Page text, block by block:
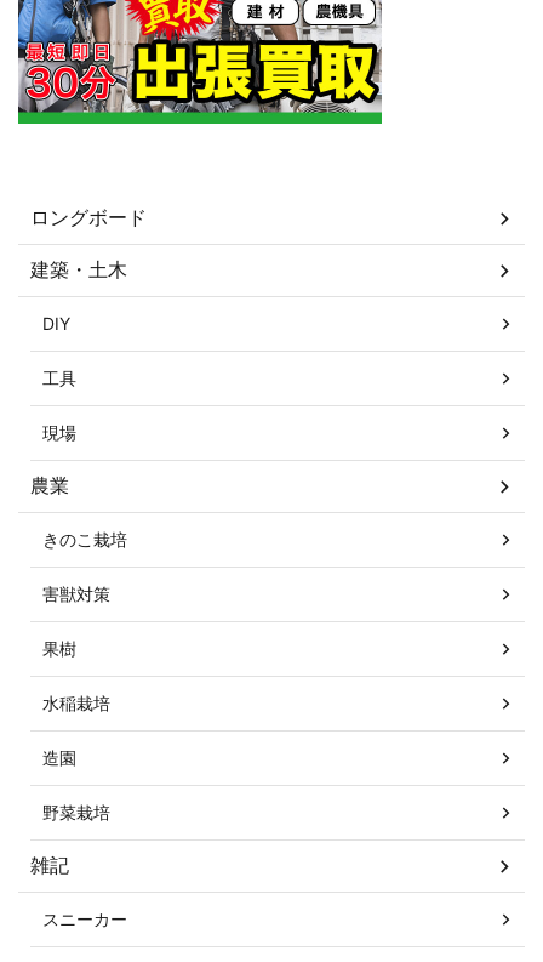
ロングボード
建築・土木
DIY
工具
現場
農業
きのこ栽培
害獣対策
果樹
水稲栽培
造園
野菜栽培
雑記
スニーカー